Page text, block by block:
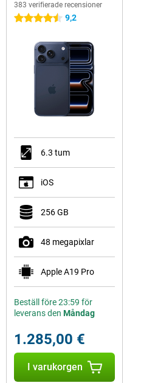
383 verifierade recensioner
4.5 stjärnor 9,2
6.3 tum
iOS
256 GB
48 megapixlar
Apple A19 Pro
Beställ före 23:59 för
leverans den Måndag
1.285,00 €
I varukorgen